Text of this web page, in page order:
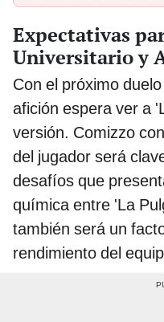
Expectativas
Universitario y
Con el próximo
afición espera ver a
versión. Comizzo
del jugador será
desafíos que
química entre 'La
también será un
rendimiento del